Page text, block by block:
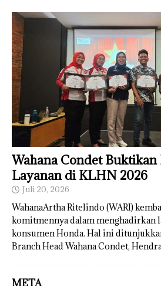
Wahana Condet Buktikan
Layanan di KLHN 2026
Juli 20, 2026
WahanaArtha Ritelindo (WARI)
komitmennya dalam menghadirkan
konsumen Honda. Hal ini
Branch Head Wahana Condet,
META